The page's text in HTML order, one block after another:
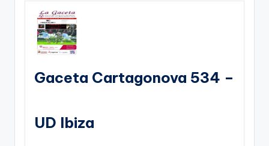
Gaceta Cartagonova 534 –
UD Ibiza